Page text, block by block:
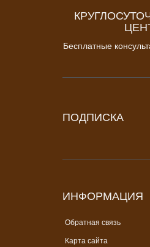
Бесплатные
ПОДПИСКА
ИНФОРМАЦИЯ
Обратная связь
Карта сайта